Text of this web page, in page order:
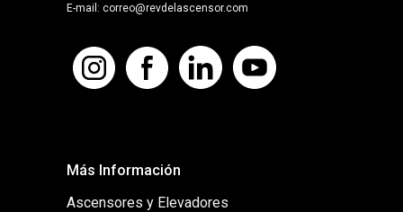
E-mail: correo@revdelascensor.com
Más Información
Ascensores y Elevadores